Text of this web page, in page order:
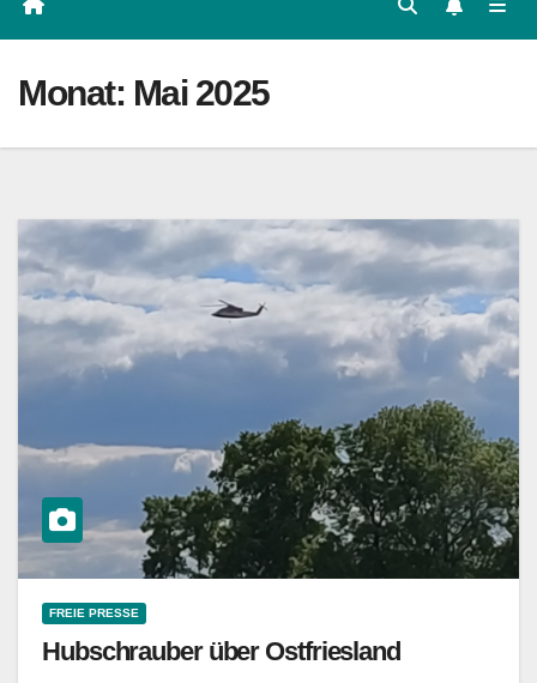
Monat: Mai 2025
FREIE PRESSE
Hubschrauber über Ostfriesland